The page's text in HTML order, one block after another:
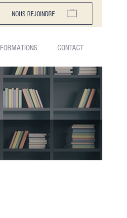
NOUS REJOINDRE
FORMATIONS CONTACT